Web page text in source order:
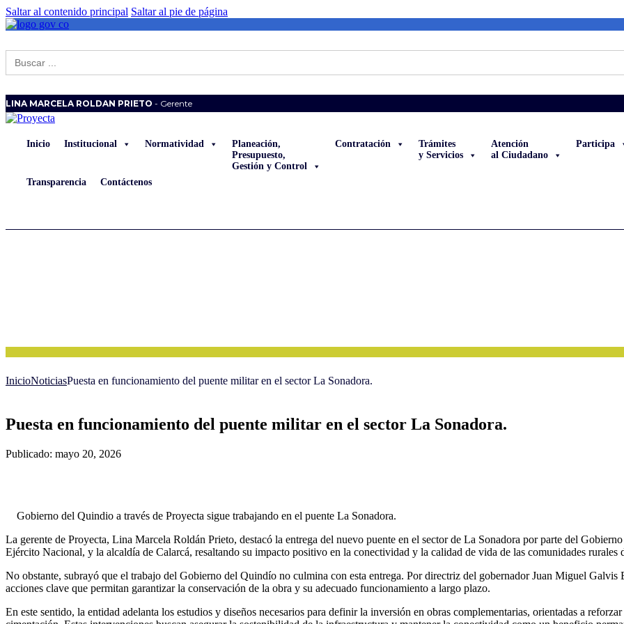
Saltar al contenido principal Saltar al pie de página
Buscar:
LINA MARCELA ROLDAN PRIETO - Gerente
Inicio Institucional Normatividad
Planeación,
Presupuesto,
Gestión y Control
Contratación
Trámites
y Servicios
Atención
al Ciudadano
Participa
Transparencia Contáctenos
InicioNoticiasPuesta en funcionamiento del puente militar en el sector La Sonadora.
Puesta en funcionamiento del puente militar en el sector La Sonadora.
Publicado: mayo 20, 2026
Gobierno del Quindio a través de Proyecta sigue trabajando en el puente La Sonadora.
La gerente de Proyecta, Lina Marcela Roldán Prieto, destacó la entrega del nuevo puente en el sector de La Sonadora por parte del
Ejército Nacional, y la alcaldía de Calarcá, resaltando su impacto positivo en la conectividad y la calidad de vida de las comunidades rurales
No obstante, subrayó que el trabajo del Gobierno del Quindío no culmina con esta entrega. Por directriz del gobernador Juan Miguel Galvis
acciones clave que permitan garantizar la conservación de la obra y su adecuado funcionamiento a largo plazo.
En este sentido, la entidad adelanta los estudios y diseños necesarios para definir la inversión en obras complementarias, orientadas a